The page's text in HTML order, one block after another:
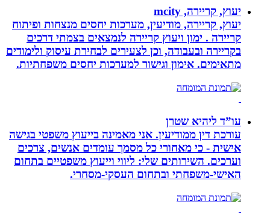
יעוץ, קריירה, mcity
יעוץ, קריירה, מודיעין, מערכות יחסים מנצחות ופיתוח
קריירה . ימון ויעוץ קריירה לנמצאים בצמתי דרכים
בקריירה ובעבודה, וכן לצעירים לבחירת עיסוק ולימודים
מתאימים. אימון וגישור למערכות יחסים משפחתיות.
עו”ד ליהיא שטרן
עורכת דין ממודיעין. אני מאמינה בייעוץ משפטי בגישה
אישית - כי מאחורי כל מסמך עומדים אנשים, צרכים
וערכים. השירותים שלי: ליווי וייעוץ משפטיים בתחום
האישי-משפחתי ובתחום העסקי-מסחרי.